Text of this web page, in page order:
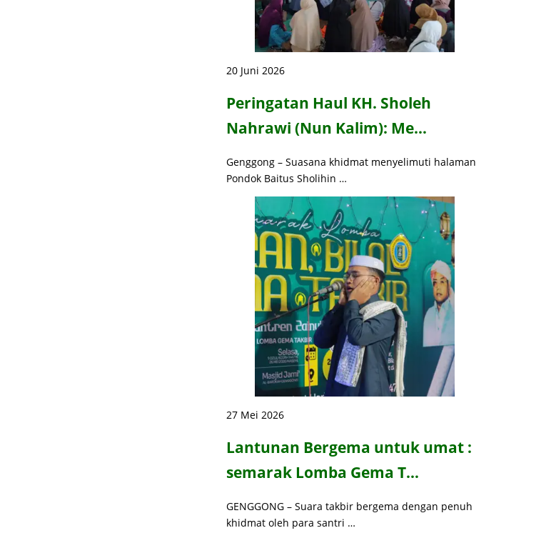
20 Juni 2026
Peringatan Haul KH. Sholeh
Nahrawi (Nun Kalim): Me…
Genggong – Suasana khidmat menyelimuti halaman
Pondok Baitus Sholihin …
27 Mei 2026
Lantunan Bergema untuk umat :
semarak Lomba Gema T…
GENGGONG – Suara takbir bergema dengan penuh
khidmat oleh para santri …